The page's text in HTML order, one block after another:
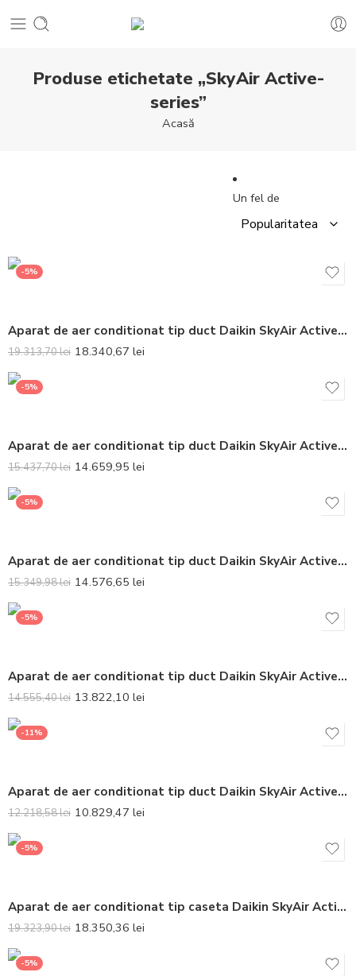
Produse etichetate „SkyAir Active-
series”
Acasă
Un fel de
-5%
Aparat de aer conditionat tip duct Daikin SkyAir Active-series Bluevolution FBA140A-AZAS140MY1 Inverter 45000 BTU – Telecomanda inclusa
19.313,70lei 18.340,67 lei
-5%
Aparat de aer conditionat tip duct Daikin SkyAir Active-series Bluevolution FBA100A-AZAS100MY1 Inverter 32000 BTU – Telecomanda inclusa
15.437,70lei 14.659,95 lei
-5%
Aparat de aer conditionat tip duct Daikin SkyAir Active-series Bluevolution ADEA125A-AZAS125MV1 Inverter 42000 BTU – Telecomanda inclusa
15.349,98lei 14.576,65 lei
-5%
Aparat de aer conditionat tip duct Daikin SkyAir Active-series Bluevolution ADEA100A-AZAS100MV1 Inverter 32000 BTU – Telecomanda inclusa
14.555,40lei 13.822,10 lei
-11%
Aparat de aer conditionat tip duct Daikin SkyAir Active-series Bluevolution FBA71A-ARXM71A Inverter 24000 BTU – Telecomanda inclusa
12.218,58lei 10.829,47 lei
-5%
Aparat de aer conditionat tip caseta Daikin SkyAir Active-series Bluevolution FCAG140B-AZAS140MY1 Inverter 45000 BTU (Panelul nu este inclus) – Telecomanda inclusa
19.323,90lei 18.350,36 lei
-5%